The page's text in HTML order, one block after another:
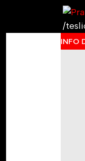
/
INFO